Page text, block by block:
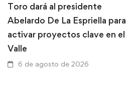
Toro dará al presidente
Abelardo De La Espriella para
activar proyectos clave en el
Valle
6 de agosto de 2026